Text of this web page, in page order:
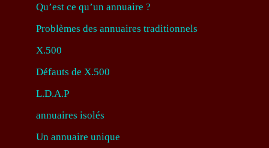
Qu’est ce qu’un annuaire ?
Problèmes des annuaires traditionnels
X.500
Défauts de X.500
L.D.A.P
annuaires isolés
Un annuaire unique